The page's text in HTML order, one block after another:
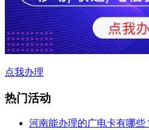
点我办理
热门活动
河南能办理的广电卡有哪些